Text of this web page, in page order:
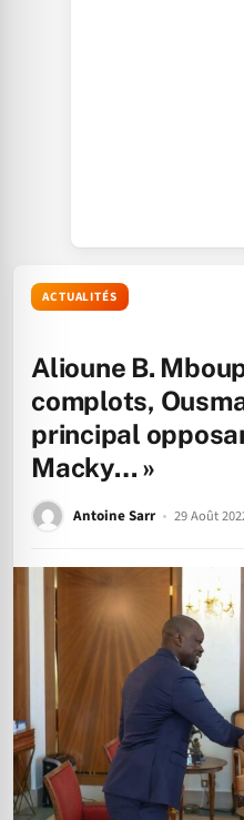
ACTUALITÉS
Alioune B.
complots,
principal
Macky… »
Antoine Sarr 29 Août